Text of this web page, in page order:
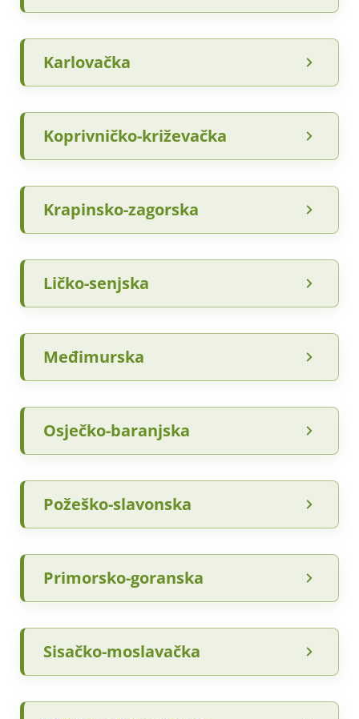
Karlovačka
Koprivničko-križevačka
Krapinsko-zagorska
Ličko-senjska
Međimurska
Osječko-baranjska
Požeško-slavonska
Primorsko-goranska
Sisačko-moslavačka